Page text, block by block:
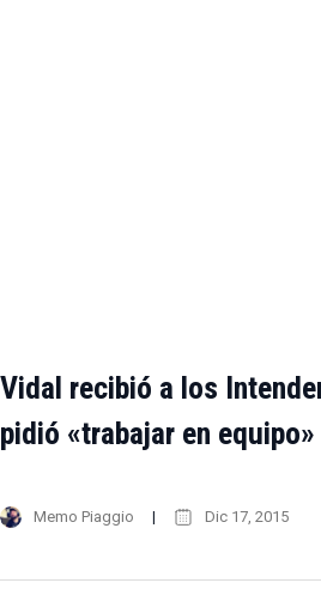
Vidal recibió a los
pidió «trabajar en equipo»
Memo Piaggio Dic 17, 2015